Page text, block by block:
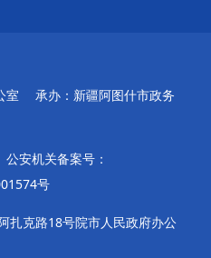
室
承办：新疆阿图什市政务
公安机关备案号：
号
扎克路18号院市人民政府办公